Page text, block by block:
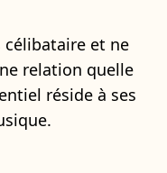
célibataire et ne
relation quelle
réside à ses